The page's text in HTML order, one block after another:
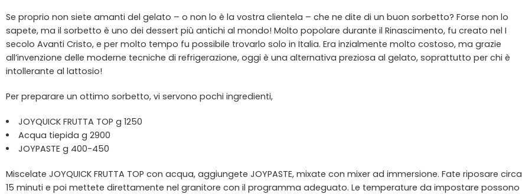
Se proprio non siete amanti del gelato – o non lo è la vostra clientela – che ne dite di un buon sorbetto? Forse non lo
sapete, ma il sorbetto è uno dei dessert più antichi al mondo! Molto popolare durante il Rinascimento, fu creato nel I
secolo Avanti Cristo, e per molto tempo fu possibile trovarlo solo in Italia. Era inzialmente molto costoso, ma grazie
all’invenzione delle moderne tecniche di refrigerazione, oggi è una alternativa preziosa al gelato, soprattutto per chi è
intollerante al lattosio!
Per preparare un ottimo sorbetto, vi servono pochi ingredienti,
JOYQUICK FRUTTA TOP g 1250
Acqua tiepida g 2900
JOYPASTE g 400-450
Miscelate JOYQUICK FRUTTA TOP con acqua, aggiungete JOYPASTE, mixate con mixer ad immersione. Fate riposare circa
15 minuti e poi mettete direttamente nel granitore con il programma adeguato. Le temperature da impostare possono